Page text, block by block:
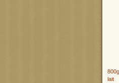
lait